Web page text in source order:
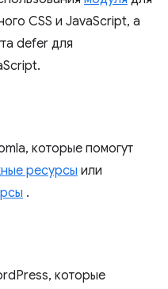
CSS и JavaScript, а
defer для
которые помогут
ресурсы или
.
которые